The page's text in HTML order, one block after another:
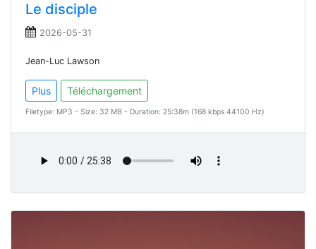
Le disciple
2026-05-31
Jean-Luc Lawson
Plus Téléchargement
Filetype: MP3 - Size: 32 MB - Duration: 25:38m (168 kbps 44100 Hz)